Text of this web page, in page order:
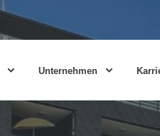
Unternehmen